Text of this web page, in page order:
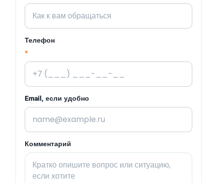
Телефон
*
Email, если удобно
Комментарий